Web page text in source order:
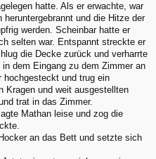
hatte. Als er erwachte, war
und die Hitze der
werden. Scheinbar hatte er
selten war. Entspannt streckte er
die Decke zurück und verharrte
dem Eingang zu dem Zimmer an
hochgesteckt und trug ein
Kragen und weit ausgestellten
trat in das Zimmer.
Mathan leise und zog die
an das Bett und setzte sich